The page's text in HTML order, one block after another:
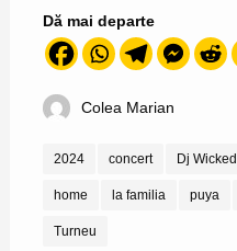
Dă mai departe
Colea Marian
2024 concert Dj Wicked
home la familia puya
Turneu